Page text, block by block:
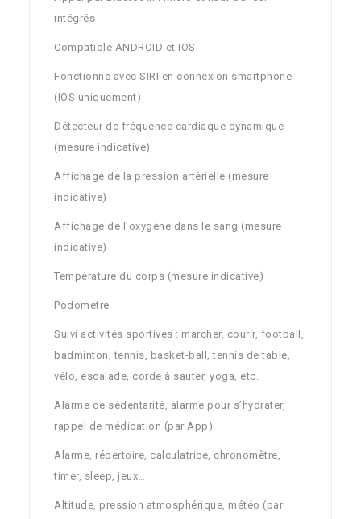
intégrés
Compatible ANDROID et IOS
Fonctionne avec SIRI en connexion smartphone
(IOS uniquement)
Détecteur de fréquence cardiaque dynamique
(mesure indicative)
Affichage de la pression artérielle (mesure
indicative)
Affichage de l'oxygène dans le sang (mesure
indicative)
Température du corps (mesure indicative)
Podomètre
Suivi activités sportives : marcher, courir, football,
badminton, tennis, basket-ball, tennis de table,
vélo, escalade, corde à sauter, yoga, etc.
Alarme de sédentarité, alarme pour s’hydrater,
rappel de médication (par App)
Alarme, répertoire, calculatrice, chronomètre,
timer, sleep, jeux…
Altitude, pression atmosphérique, météo (par